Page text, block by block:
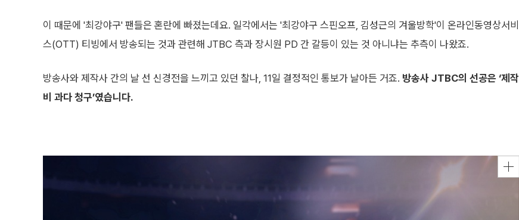
이 때문에 '최강야구' 팬들은 혼란에 빠졌는데요. 일각에서는 '최강야구 스핀오프, 김성근의 겨울방학'이 온라인동영상서비
스(OTT) 티빙에서 방송되는 것과 관련해 JTBC 측과 장시원 PD 간 갈등이 있는 것 아니냐는 추측이 나왔죠.
방송사와 제작사 간의 날 선 신경전을 느끼고 있던 찰나, 11일 결정적인 통보가 날아든 거죠. 방송사 JTBC의 선공은 ‘제작
비 과다 청구’였습니다.